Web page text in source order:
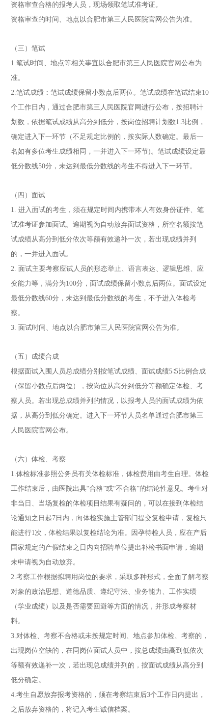
资格审查合格的报考人员，现场领取笔试准考证。
资格审查的时间、地点以合肥市第三人民医院官网公告为准。
（三）笔试
1.笔试时间、地点等相关事宜以合肥市第三人民医院官网公布为
准。
2.笔试成绩：笔试成绩保留小数点后两位。笔试成绩在笔试结束10
个工作日内，通过合肥市第三人民医院官网进行公布，按招聘计
划数，依据笔试成绩从高分到低分，按岗位招聘计划数1:3比例，
确定进入下一环节（不足规定比例的，按实际人数确定。最后一
名如有多位考生成绩相同，一并进入下一环节)。笔试成绩设定最
低分数线50分，未达到最低分数线的考生不得进入下一环节。
（四）面试
1. 进入面试的考生，须在规定时间内携带本人有效身份证件、笔
试准考证参加面试。逾期视为自动放弃面试资格，所空名额按笔
试成绩从高分到低分依次等额有效递补一次，若出现成绩并列
的，一并进入面试。
2. 面试主要考察应试人员的形态举止、语言表达、逻辑思维、应
变能力等，满分为100分，面试成绩保留小数点后两位。面试设定
最低分数线60分，未达到最低分数线的考生，不予进入体检考
察。
3. 面试时间、地点以合肥市第三人民医院官网公告为准。
（五）成绩合成
根据面试入围人员总成绩分别按笔试成绩、面试成绩5∶5比例合成
（保留小数点后两位），按岗位从高分到低分等额确定体检、考
察人员。若出现总成绩并列的情况，以报考人员的面试成绩为依
据，从高分到低分确定。进入下一环节人员名单通过合肥市第三
人民医院官网公布。
（六）体检、考察
1.体检标准参照公务员有关体检标准，体检费用由考生自理。体检
工作结束后，由医院出具“合格”或“不合格”的结论性意见。考生对
非当日、当场复检的体检项目结果有疑问的，可以在接到体检结
论通知之日起7日内，向体检实施主管部门提交复检申请，复检只
能进行1次，体检结果以复检结论为准。因孕待检人员，应在产后
国家规定的产假结束之日内向招聘单位提出补检书面申请，逾期
未申请视为自动放弃。
2.考察工作根据拟聘用岗位的要求，采取多种形式，全面了解考察
对象的政治思想、道德品质、遵纪守法、业务能力、工作实绩
（学业成绩）以及是否需要回避等方面的情况，并形成考察材
料。
3.对体检、考察不合格或未按规定时间、地点参加体检、考察的，
出现岗位空缺的，在同岗位面试人员中，按总成绩由高到低依次
等额有效递补一次，若出现总成绩并列的，按面试成绩从高分到
低分确定。
4.考生自愿放弃报考资格的，须在考察结束后3个工作日内提出，
之后放弃资格的，将记入考生诚信档案。